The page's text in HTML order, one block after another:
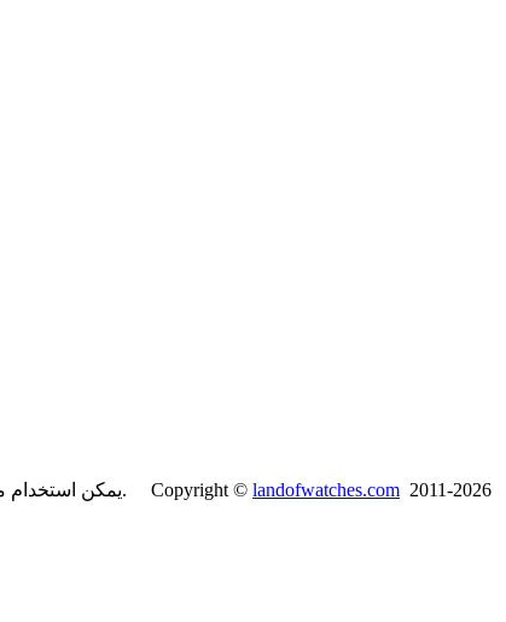
يمكن استخدام محتويات موقع لاند آف واتشز فقط لأغراض غير تجارية مع ذكر المصدر. Copyright © landofwatches.com 2011-2026